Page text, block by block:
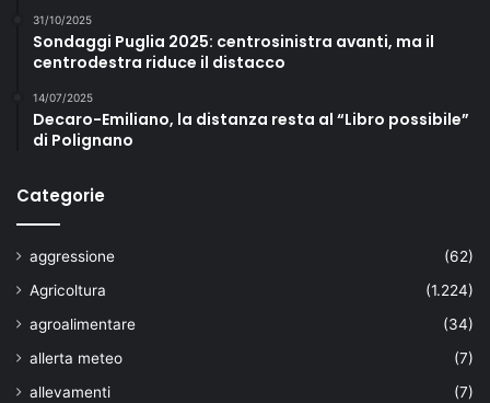
31/10/2025
Sondaggi Puglia 2025: centrosinistra avanti, ma il
centrodestra riduce il distacco
14/07/2025
Decaro-Emiliano, la distanza resta al “Libro possibile”
di Polignano
Categorie
aggressione
(62)
Agricoltura
(1.224)
agroalimentare
(34)
allerta meteo
(7)
allevamenti
(7)